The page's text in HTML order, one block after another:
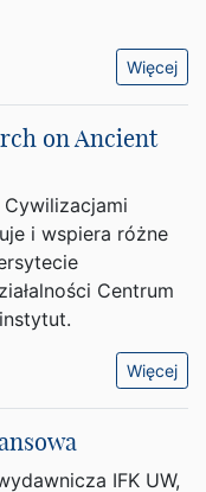
Więcej
on Ancient
Cywilizacjami
i wspiera różne
Centrum
Więcej
IFK UW,